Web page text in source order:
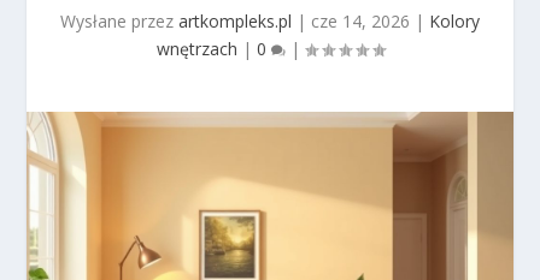
Wysłane przez artkompleks.pl | cze 14, 2026 | Kolory
wnętrzach | 0 |